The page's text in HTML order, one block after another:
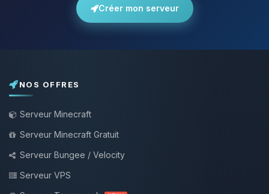
Créer mon serveur
NOS OFFRES
Serveur Minecraft
Serveur Minecraft Gratuit
Serveur Bungee / Velocity
Serveur VPS